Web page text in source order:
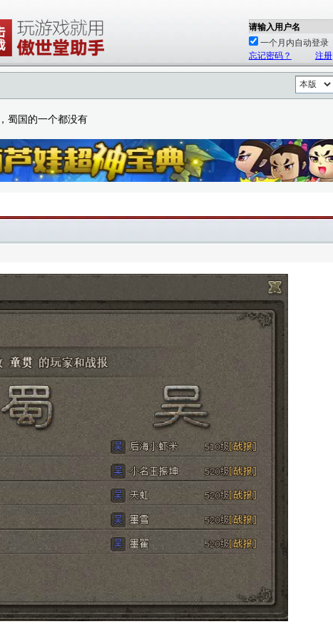
请输入用户名
一个月内自动登录
忘记密码？
注册
蜀国的一个都没有